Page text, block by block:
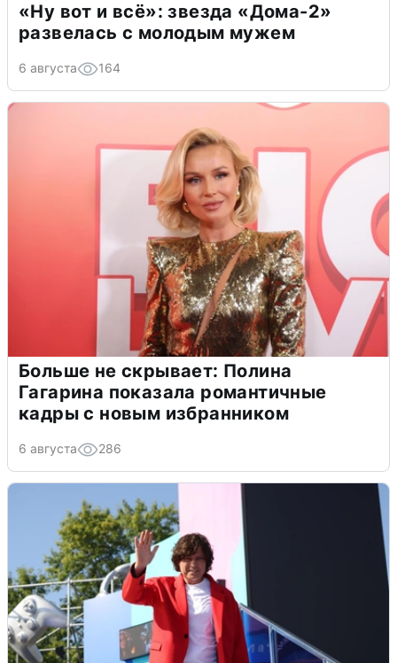
«Ну вот и всё»: звезда «Дома-2»
развелась с молодым мужем
6 августа 164
Больше не скрывает: Полина
Гагарина показала романтичные
кадры с новым избранником
6 августа 286